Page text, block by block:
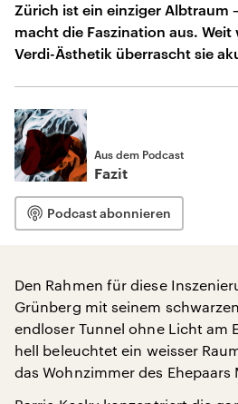
Zürich ist ein einziger Albtraum
macht die Faszination aus.
Verdi-Ästhetik überrascht sie
Aus dem Podcast
Fazit
Podcast abonnieren
Den Rahmen für diese
Grünberg mit seinem
endloser Tunnel ohne Licht am
hell beleuchtet ein weisser
das Wohnzimmer des Ehepaars